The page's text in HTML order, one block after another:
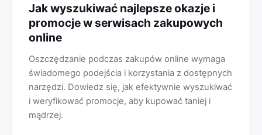
Jak wyszukiwać najlepsze okazje i
promocje w serwisach zakupowych
online
Oszczędzanie podczas zakupów online wymaga
świadomego podejścia i korzystania z dostępnych
narzędzi. Dowiedz się, jak efektywnie wyszukiwać
i weryfikować promocje, aby kupować taniej i
mądrzej.